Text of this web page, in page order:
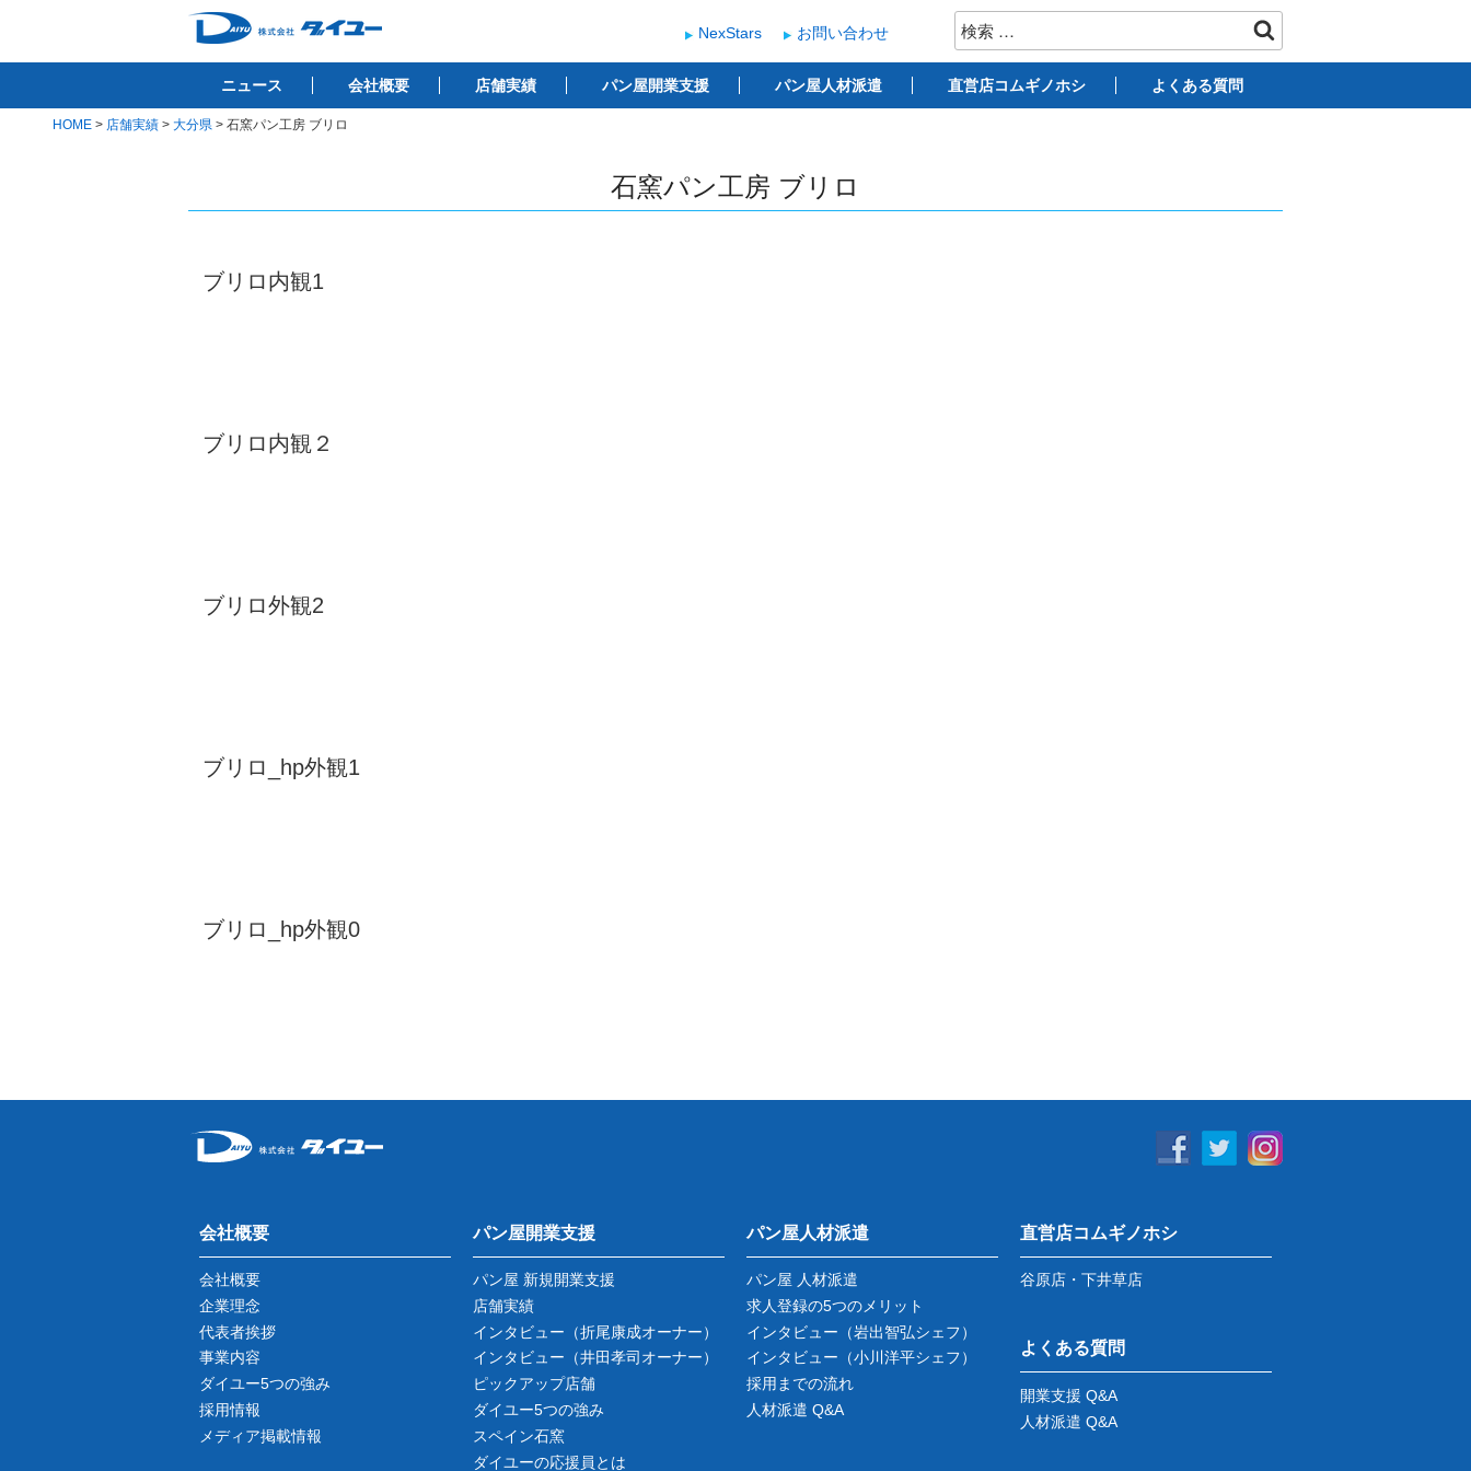
テ
株式会社ダイユー
1200件以上の開業サポート実績！！ ベーカリー開業支援
検
索:
NexStars お問い合わせ
ニュース 会社概要 店舗実績 パン屋開業支援 パン屋人材派遣 直営店コムギノホシ よくある質問
HOME > 店舗実績 > 大分県 > 石窯パン工房 ブリロ
石窯パン工房 ブリロ
ブリロ内観1
ブリロ内観２
ブリロ外観2
ブリロ_hp外観1
ブリロ_hp外観0
会社概要
会社概要
企業理念
代表者挨拶
事業内容
ダイユー5つの強み
採用情報
メディア掲載情報
パン屋開業支援
パン屋 新規開業支援
店舗実績
インタビュー （折尾康成オーナー）
インタビュー （井田孝司オーナー）
ピックアップ店舗
ダイユー5つの強み
スペイン石窯
ダイユーの応援員とは
パン屋人材派遣
パン屋 人材派遣
求人登録の5つのメリット
インタビュー （岩出智弘シェフ）
インタビュー （小川洋平シェフ）
採用までの流れ
人材派遣 Q&A
直営店コムギノホシ
谷原店・下井草店
よくある質問
開業支援 Q&A
人材派遣 Q&A